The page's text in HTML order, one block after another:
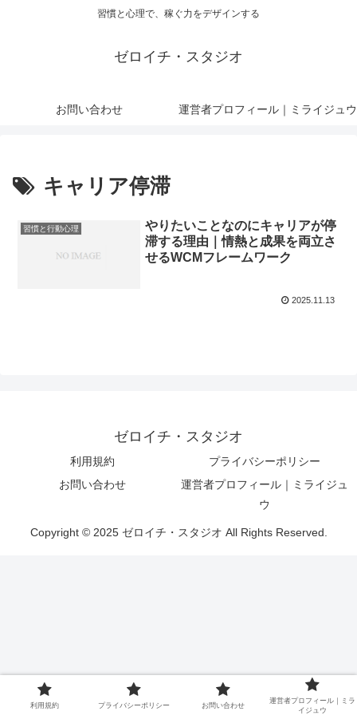
習慣と心理で、稼ぐ力をデザインする
ゼロイチ・スタジオ
お問い合わせ 運営者プロフィール｜ミライジュウ
キャリア停滞
習慣と行動心理
やりたいことなのにキャリアが停
滞する理由｜情熱と成果を両立さ
せるWCMフレームワーク
2025.11.13
ゼロイチ・スタジオ
利用規約
プライバシーポリシー
お問い合わせ
運営者プロフィール｜ミライジュ
ウ
Copyright © 2025 ゼロイチ・スタジオ All Rights Reserved.
利用規約 プライバシーポリシー お問い合わせ
運営者プロフィール｜ミラ
イジュウ